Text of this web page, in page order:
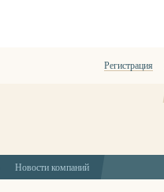
Регистрация
Новости компаний